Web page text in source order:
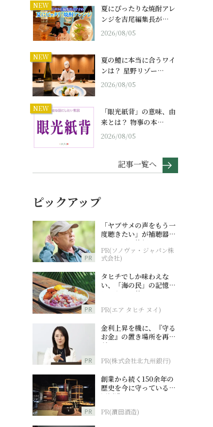
NEW
夏にぴったりな焼酎アレ
ンジを吉尾編集長が…
2026/08/05
NEW
夏の鱧に本当に合うワイ
ンは？ 星野リゾー…
2026/08/05
NEW
「眼光紙背」の意味、由
来とは？ 物事の本…
2026/08/05
記事一覧へ
ピックアップ
PR
「ヤブサメの声をもう一
度聴きたい」が補聴器チ
ャレンジの後押しに
PR(ソノヴァ・ジャパン株
式会社)
PR
タヒチでしか味わえな
い、「海の民」の記憶へ
とつながる旅
PR(エア タヒチ ヌイ)
PR
金利上昇を機に、『守る
お金』の置き場所を再検
討
PR(株式会社北九州銀行)
PR
創業から続く150余年の
歴史を今に守っている濵
田酒造
PR(濵田酒造)